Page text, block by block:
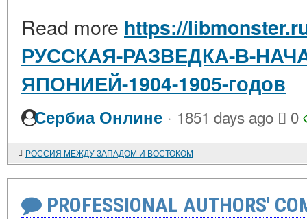
Read more https://
РУССКАЯ-РАЗВЕДКА-В-
ЯПОНИЕЙ-1904-1905-годов
Сербиа Онлине · 1851 days ago 0
РОССИЯ МЕЖДУ ЗАПАДОМ И ВОСТОКОМ
PROFESSIONAL AUTHORS'